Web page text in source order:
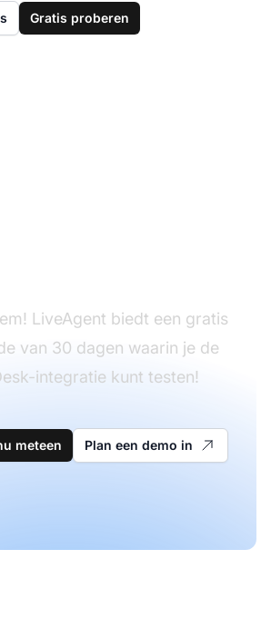
Gratis proberen
LiveAgent biedt een gratis
van 30 dagen waarin je de
integratie kunt testen!
meteen Plan een demo in